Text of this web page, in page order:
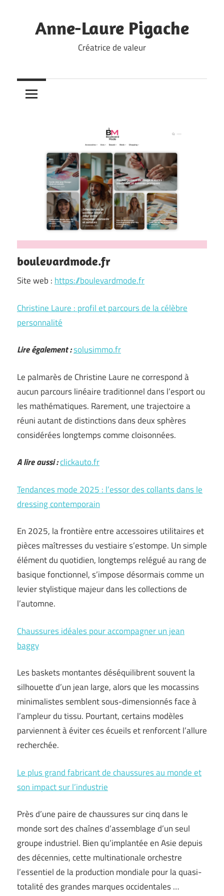
contentAnne-Laure Pigache
Créatrice de valeur
boulevardmode.fr
Site web : https://boulevardmode.fr
Christine Laure : profil et parcours de la célèbre
personnalité
Lire également :solusimmo.fr
Le palmarès de Christine Laure ne correspond à
aucun parcours linéaire traditionnel dans l’esport ou
les mathématiques. Rarement, une trajectoire a
réuni autant de distinctions dans deux sphères
considérées longtemps comme cloisonnées.
A lire aussi :clickauto.fr
Tendances mode 2025 : l’essor des collants dans le
dressing contemporain
En 2025, la frontière entre accessoires utilitaires et
pièces maîtresses du vestiaire s’estompe. Un simple
élément du quotidien, longtemps relégué au rang de
basique fonctionnel, s’impose désormais comme un
levier stylistique majeur dans les collections de
l’automne.
Chaussures idéales pour accompagner un jean
baggy
Les baskets montantes déséquilibrent souvent la
silhouette d’un jean large, alors que les mocassins
minimalistes semblent sous-dimensionnés face à
l’ampleur du tissu. Pourtant, certains modèles
parviennent à éviter ces écueils et renforcent l’allure
recherchée.
Le plus grand fabricant de chaussures au monde et
son impact sur l’industrie
Près d’une paire de chaussures sur cinq dans le
monde sort des chaînes d’assemblage d’un seul
groupe industriel. Bien qu’implantée en Asie depuis
des décennies, cette multinationale orchestre
l’essentiel de la production mondiale pour la quasi-
totalité des grandes marques occidentales …